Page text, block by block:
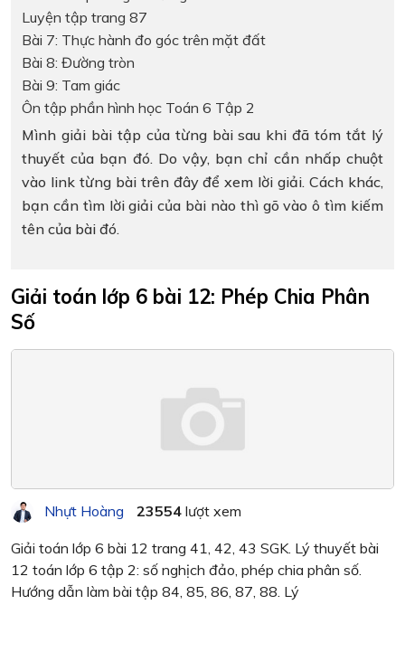
Luyện tập trang 87
Bài 7: Thực hành đo góc trên mặt đất
Bài 8: Đường tròn
Bài 9: Tam giác
Ôn tập phần hình học Toán 6 Tập 2
Mình giải bài tập của từng bài sau khi đã tóm tắt lý
thuyết của bạn đó. Do vậy, bạn chỉ cần nhấp chuột
vào link từng bài trên đây để xem lời giải. Cách khác,
bạn cần tìm lời giải của bài nào thì gõ vào ô tìm kiếm
tên của bài đó.
Giải toán lớp 6 bài 12: Phép Chia Phân
Số
Nhựt Hoàng 23554 lượt xem
Giải toán lớp 6 bài 12 trang 41, 42, 43 SGK. Lý thuyết bài
12 toán lớp 6 tập 2: số nghịch đảo, phép chia phân số.
Hướng dẫn làm bài tập 84, 85, 86, 87, 88. Lý